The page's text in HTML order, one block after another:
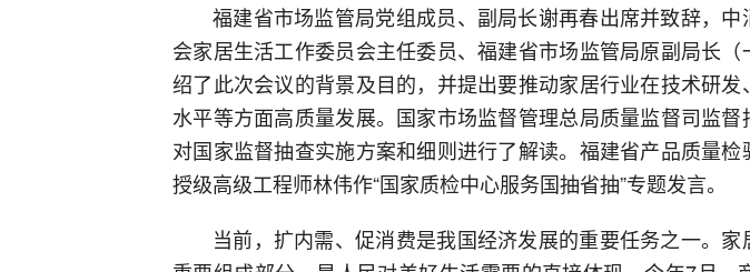
福建省市场监管局党组成员、副局长谢再春出席并致辞，中
会家居生活工作委员会主任委员、福建省市场监管局原副局长
绍了此次会议的背景及目的，并提出要推动家居行业在技术研
水平等方面高质量发展。国家市场监督管理总局质量监督司监
对国家监督抽查实施方案和细则进行了解读。福建省产品质量
授级高级工程师林伟作“国家质检中心服务国抽省抽”专题发言。
当前，扩内需、促消费是我国经济发展的重要任务之一。